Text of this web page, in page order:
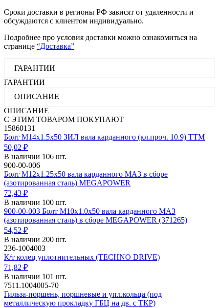
Сроки доставки в регионы РФ зависят от удаленности и
обсуждаются с клиентом индивидуально.
Подробнее про условия доставки можно ознакомиться на
странице “Доставка”
ГАРАНТИИ
ГАРАНТИИ
ОПИСАНИЕ
ОПИСАНИЕ
С ЭТИМ ТОВАРОМ ПОКУПАЮТ
15860131
Болт М14х1.5х50 ЗИЛ вала карданного (кл.проч. 10.9) ТТМ
50,02 ₽
В наличии 106 шт.
900-00-006
Болт М12х1.25х50 вала карданного МАЗ в сборе
(азотированная сталь) MEGAPOWER
72,43 ₽
В наличии 100 шт.
900-00-003 Болт М10х1.0х50 вала карданного МАЗ
(азотированная сталь) в сборе MEGAPOWER (371265)
54,52 ₽
В наличии 200 шт.
236-1004003
К/т колец уплотнительных (TECHNO DRIVE)
71,82 ₽
В наличии 101 шт.
7511.1004005-70
Гильза-поршень, поршневые и упл.кольца (под
металлическую прокладку ГБЦ на дв. с ТКР)